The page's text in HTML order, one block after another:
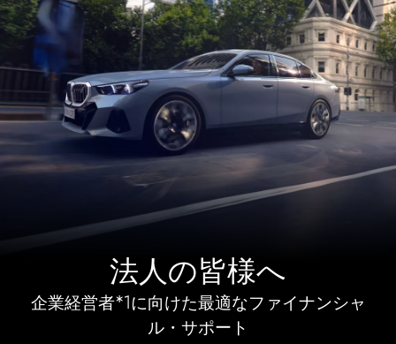
法人の皆様へ
企業経営者*1に向けた最適なファイナンシャ
ル・サポート